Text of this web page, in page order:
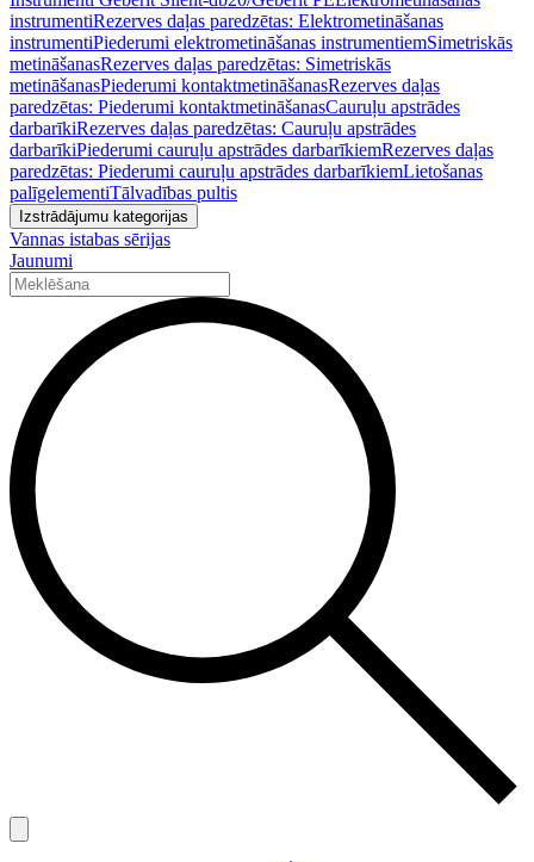
instrumentiRezerves daļas paredzētas: Elektrometināšanas
instrumentiPiederumi elektrometināšanas instrumentiemSimetriskās
metināšanasRezerves daļas paredzētas: Simetriskās
metināšanasPiederumi kontaktmetināšanasRezerves daļas
paredzētas: Piederumi kontaktmetināšanasCauruļu apstrādes
darbarīkiRezerves daļas paredzētas: Cauruļu apstrādes
darbarīkiPiederumi cauruļu apstrādes darbarīkiemRezerves daļas
paredzētas: Piederumi cauruļu apstrādes darbarīkiemLietošanas
palīgelementiTālvadības pultis
Izstrādājumu kategorijas
Vannas istabas sērijas
Jaunumi